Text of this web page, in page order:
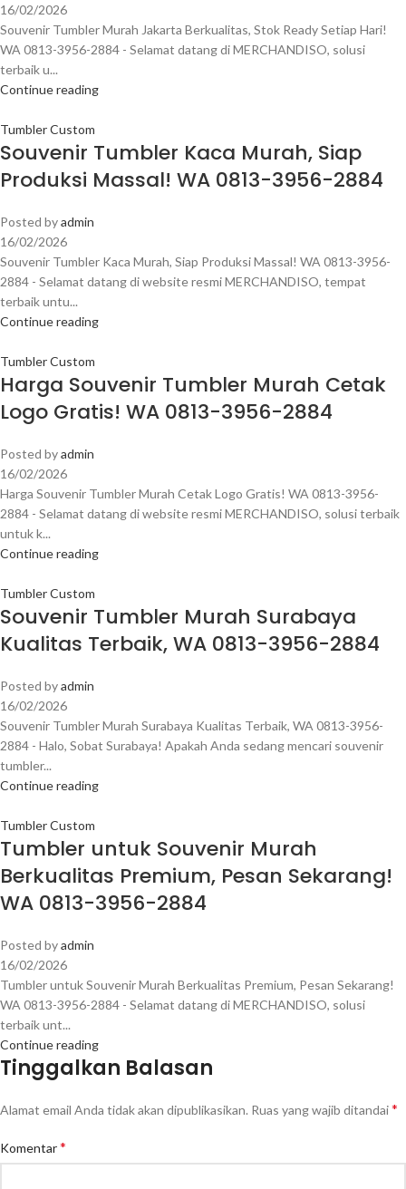
16/02/2026
Souvenir Tumbler Murah Jakarta Berkualitas, Stok Ready Setiap Hari!
WA 0813-3956-2884 - Selamat datang di MERCHANDISO, solusi
terbaik u...
Continue reading
Tumbler Custom
Souvenir Tumbler Kaca Murah, Siap
Produksi Massal! WA 0813-3956-2884
Posted byadmin
16/02/2026
Souvenir Tumbler Kaca Murah, Siap Produksi Massal! WA 0813-3956-
2884 - Selamat datang di website resmi MERCHANDISO, tempat
terbaik untu...
Continue reading
Tumbler Custom
Harga Souvenir Tumbler Murah Cetak
Logo Gratis! WA 0813-3956-2884
Posted byadmin
16/02/2026
Harga Souvenir Tumbler Murah Cetak Logo Gratis! WA 0813-3956-
2884 - Selamat datang di website resmi MERCHANDISO, solusi terbaik
untuk k...
Continue reading
Tumbler Custom
Souvenir Tumbler Murah Surabaya
Kualitas Terbaik, WA 0813-3956-2884
Posted byadmin
16/02/2026
Souvenir Tumbler Murah Surabaya Kualitas Terbaik, WA 0813-3956-
2884 - Halo, Sobat Surabaya! Apakah Anda sedang mencari souvenir
tumbler...
Continue reading
Tumbler Custom
Tumbler untuk Souvenir Murah
Berkualitas Premium, Pesan Sekarang!
WA 0813-3956-2884
Posted byadmin
16/02/2026
Tumbler untuk Souvenir Murah Berkualitas Premium, Pesan Sekarang!
WA 0813-3956-2884 - Selamat datang di MERCHANDISO, solusi
terbaik unt...
Continue reading
Tinggalkan Balasan
Alamat email Anda tidak akan dipublikasikan. Ruas yang wajib ditandai*
Komentar*